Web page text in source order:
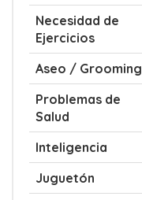
Necesidad de
Ejercicios
Aseo / Grooming
Problemas de
Salud
Inteligencia
Juguetón